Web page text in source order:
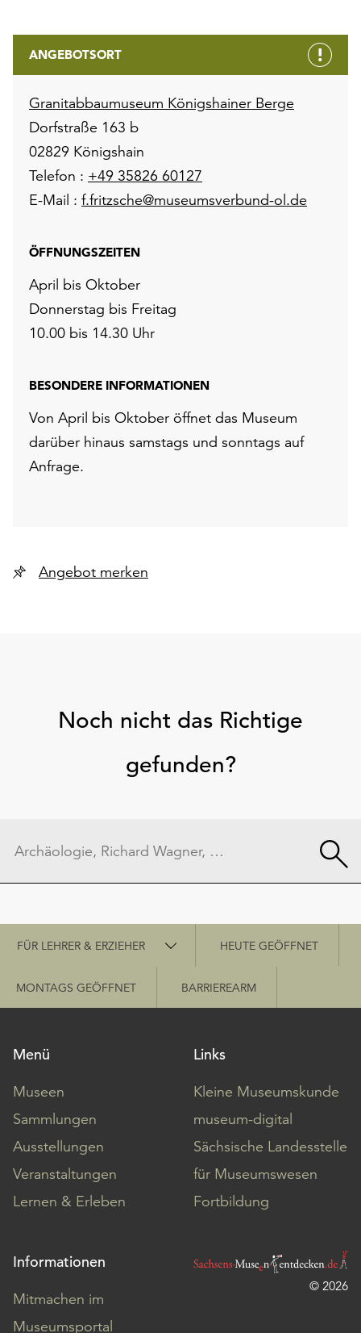
ANGEBOTSORT
Granitabbaumuseum Königshainer Berge
Dorfstraße 163 b
02829 Königshain
Telefon : +49 35826 60127
E-Mail : f.fritzsche@museumsverbund-ol.de
ÖFFNUNGSZEITEN
April bis Oktober
Donnerstag bis Freitag
10.00 bis 14.30 Uhr
BESONDERE INFORMATIONEN
Von April bis Oktober öffnet das Museum
darüber hinaus samstags und sonntags auf
Anfrage.
Angebot merken
Noch nicht das Richtige
gefunden?
Schnellzugriff
FÜR LEHRER & ERZIEHER HEUTE GEÖFFNET
MONTAGS GEÖFFNET BARRIEREARM
Menü
Museen
Sammlungen
Ausstellungen
Veranstaltungen
Lernen & Erleben
Links
Kleine Museumskunde
museum-digital
Sächsische Landesstelle
für Museumswesen
Fortbildung
Informationen
Mitmachen im
Museumsportal
© 2026